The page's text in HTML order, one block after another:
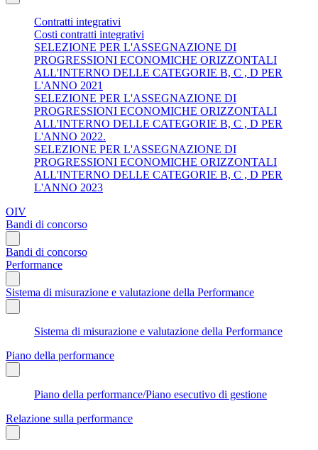
Contratti integrativi
Costi contratti integrativi
SELEZIONE PER L'ASSEGNAZIONE DI
PROGRESSIONI ECONOMICHE ORIZZONTALI
ALL'INTERNO DELLE CATEGORIE B, C , D PER
L'ANNO 2021
SELEZIONE PER L'ASSEGNAZIONE DI
PROGRESSIONI ECONOMICHE ORIZZONTALI
ALL'INTERNO DELLE CATEGORIE B, C , D PER
L'ANNO 2022.
SELEZIONE PER L'ASSEGNAZIONE DI
PROGRESSIONI ECONOMICHE ORIZZONTALI
ALL'INTERNO DELLE CATEGORIE B, C , D PER
L'ANNO 2023
OIV
Bandi di concorso
Bandi di concorso
Performance
Sistema di misurazione e valutazione della Performance
Sistema di misurazione e valutazione della Performance
Piano della performance
Piano della performance/Piano esecutivo di gestione
Relazione sulla performance